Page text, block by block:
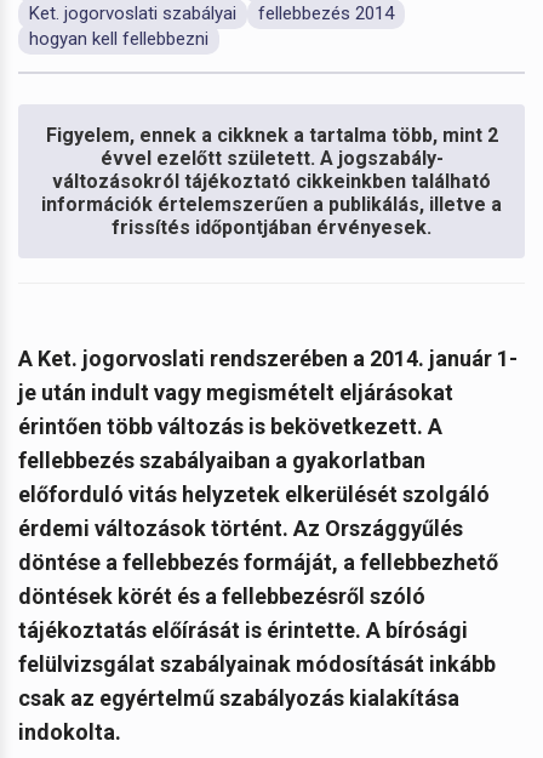
Ket. jogorvoslati szabályai
fellebbezés 2014
hogyan kell fellebbezni
Figyelem, ennek a cikknek a tartalma több, mint 2
évvel ezelőtt született. A jogszabály-
változásokról tájékoztató cikkeinkben található
információk értelemszerűen a publikálás, illetve a
frissítés időpontjában érvényesek.
A Ket. jogorvoslati rendszerében a 2014. január 1-
je után indult vagy megismételt eljárásokat
érintően több változás is bekövetkezett. A
fellebbezés szabályaiban a gyakorlatban
előforduló vitás helyzetek elkerülését szolgáló
érdemi változások történt. Az Országgyűlés
döntése a fellebbezés formáját, a fellebbezhető
döntések körét és a fellebbezésről szóló
tájékoztatás előírását is érintette. A bírósági
felülvizsgálat szabályainak módosítását inkább
csak az egyértelmű szabályozás kialakítása
indokolta.